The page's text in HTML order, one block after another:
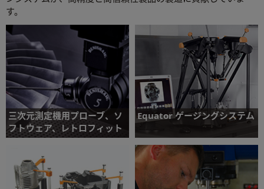
す。
三次元測定機用プローブ、ソ
フトウェア、レトロフィット
パーツの高精度測定を可能にする三次元測定
機用センサー、ソフトウェアや制御システム
Equator ゲージングシステム
処理量の拡大とスクラップ率の低減を実現す
る汎用測定技術